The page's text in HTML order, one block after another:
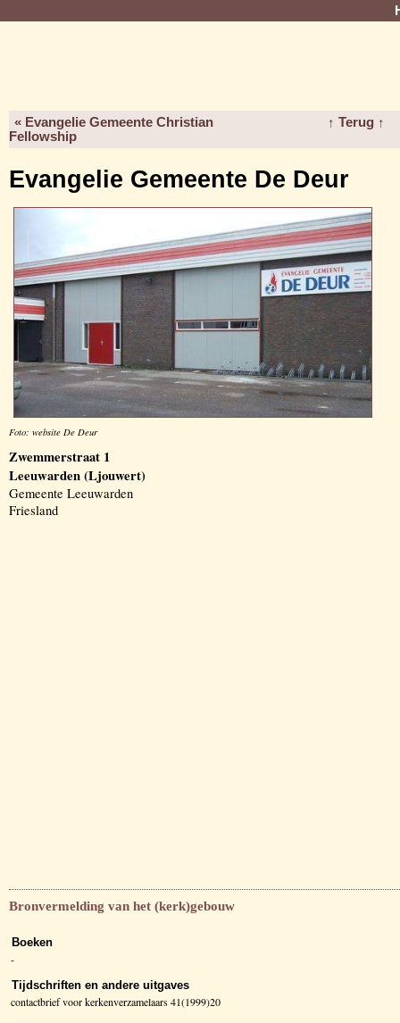
« Evangelie Gemeente Christian
Fellowship
↑ Terug ↑
Evangelie Gemeente De Deur
Foto: website De Deur
Zwemmerstraat 1
Leeuwarden (Ljouwert)
Gemeente Leeuwarden
Friesland
Bronvermelding van het (kerk)gebouw
Boeken
-
Tijdschriften en andere uitgaves
contactbrief voor kerkenverzamelaars 41(1999)20